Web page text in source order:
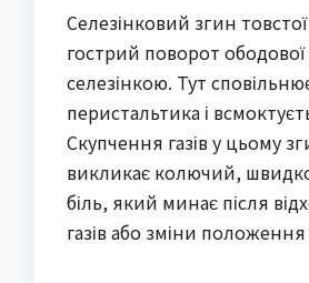
Селезінковий згин
гострий поворот
селезінкою. Тут
перистальтика і
Скупчення газів у цьому
викликає колючий,
біль, який минає після
газів або зміни положення